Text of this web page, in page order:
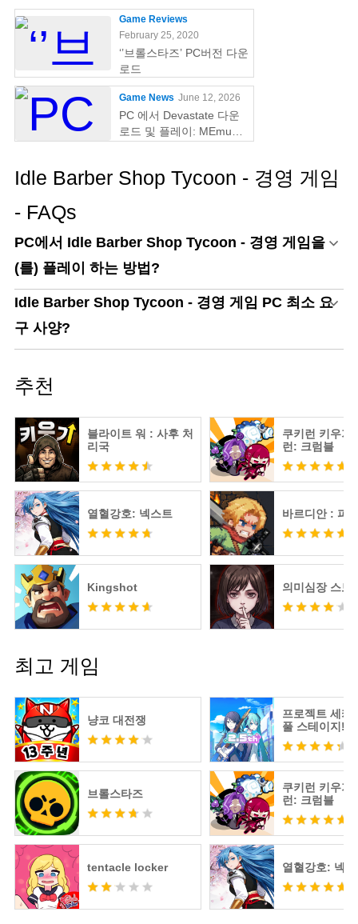
Game Reviews
February 25, 2020
‘’브롤스타즈’ PC버전 다운
로드
Game News June 12, 2026
PC 에서 Devastate 다운
로드 및 플레이: MEmu
Idle Barber Shop Tycoon - 경영 게임
- FAQs
PC에서 Idle Barber Shop Tycoon - 경영 게임을
(를) 플레이 하는 방법?
Idle Barber Shop Tycoon - 경영 게임 PC 최소 요
구 사양?
추천
블라이트 워 : 사후 처
리국
쿠키런 키우기
런: 크럼블
열혈강호: 넥스트 바르디안 : 피
Kingshot 의미심장 스토
최고 게임
냥코 대전쟁
브롤스타즈
tentacle locker
프로젝트 세카
풀 스테이지!
츠네 미쿠
쿠키런 키우기
런: 크럼블
열혈강호: 넥